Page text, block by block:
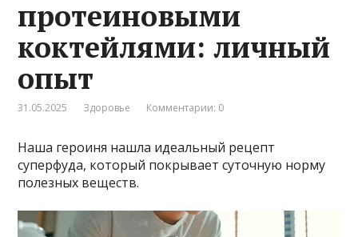
протеиновыми
коктейлями: личный
опыт
31.05.2025 Здоровье Комментарии: 0
Наша героиня нашла идеальный рецепт
суперфуда, который покрывает суточную норму
полезных веществ.